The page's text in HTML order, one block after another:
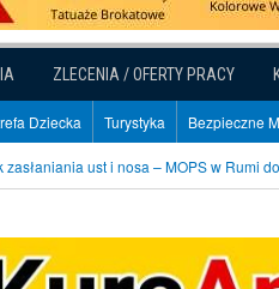
ZLECENIA / OFERTY PRACY
Dziecka Turystyka Bezpieczne
zasłaniania ust i nosa – MOPS w Rumi